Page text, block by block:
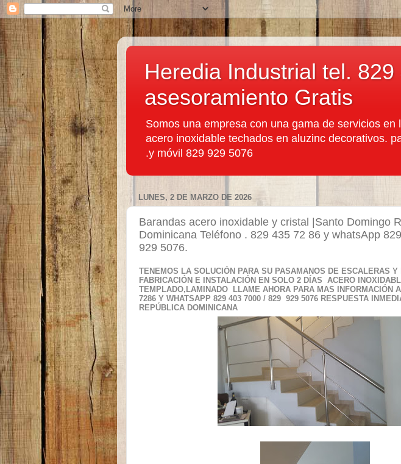
Heredia Industrial tel.
asesoramiento Gratis
Somos una empresa con una gama de servicios
acero inoxidable techados en aluzinc decorativos.
.y móvil 829 929 5076
LUNES, 2 DE MARZO DE 2026
Barandas acero inoxidable y cristal |Santo Domingo
Dominicana Teléfono . 829 435 72 86 y whatsApp
929 5076.
TENEMOS LA SOLUCIÓN PARA SU PASAMANOS DE ESCALERAS Y
FABRICACIÓN E INSTALACIÓN EN SOLO 2 DÍAS ACERO
TEMPLADO,LAMINADO LLAME AHORA PARA MAS INFORMACIÓN
7286 Y WHATSAPP 829 403 7000 / 829 929 5076 RESPUESTA
REPÚBLICA DOMINICANA